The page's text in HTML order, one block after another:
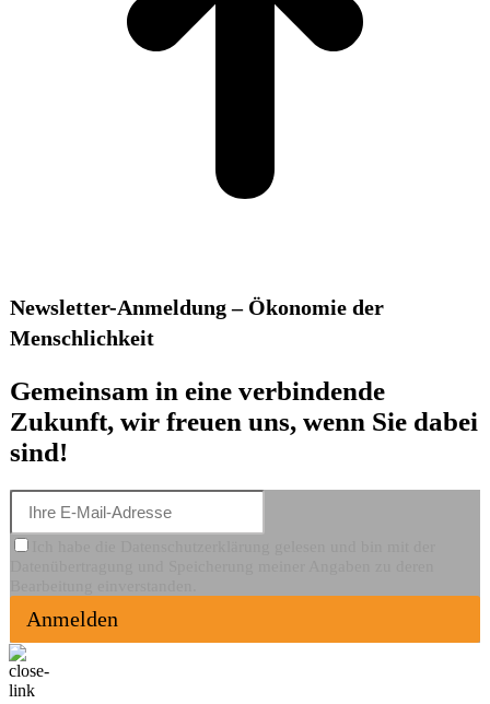
Newsletter-Anmeldung – Ökonomie der
Menschlichkeit
Gemeinsam in eine verbindende
Zukunft, wir freuen uns, wenn Sie dabei
sind!
Anmelden